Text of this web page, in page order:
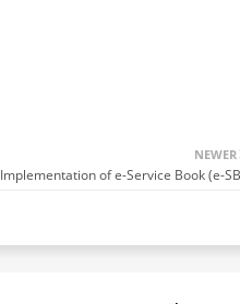
NEWER
Implementation of e-Service Book (e-